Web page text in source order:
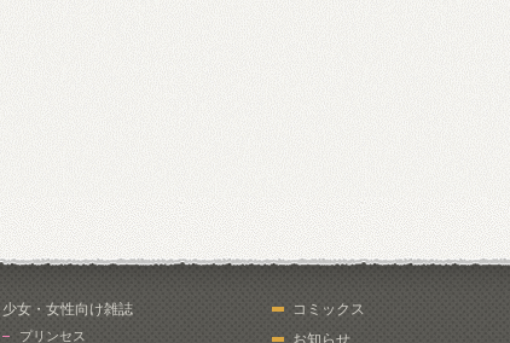
少女・女性向け雑誌
プリンセス
コミックス
お知らせ